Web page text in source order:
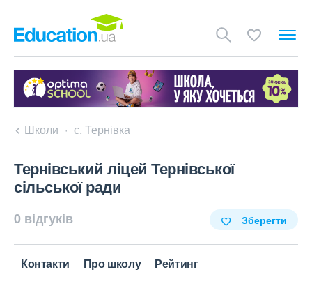
Школи с. Тернівка
Тернівський ліцей Тернівської
сільської ради
0 відгуків Зберегти
Контакти Про школу Рейтинг